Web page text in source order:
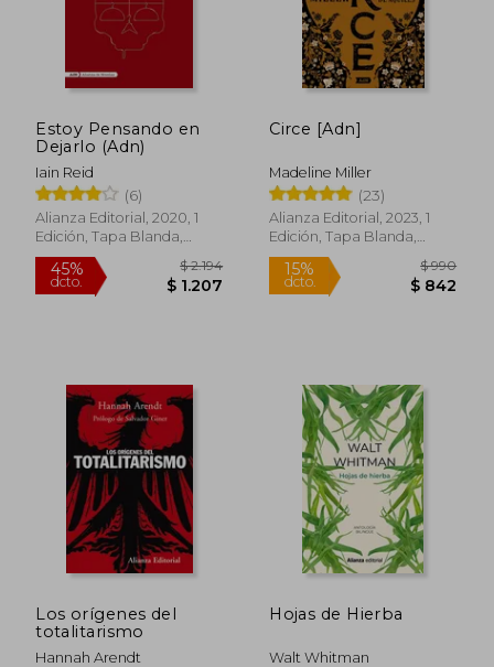
15%
dcto.
40%
dcto.
Estoy Pensando en
Dejarlo (Adn)
Iain Reid
(6)
Alianza Editorial, 2020, 1
Edición, Tapa Blanda,
Nuevo
Circe [Adn]
Madeline Miller
(23)
Alianza Editorial, 2023, 1
Edición, Tapa Blanda,
Nuevo
Los orígenes del
totalitarismo
Hannah Arendt
Hojas de Hierba
Walt Whitman